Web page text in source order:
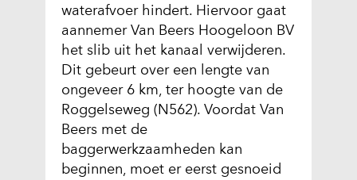
waterafvoer hindert. Hiervoor gaat
aannemer Van Beers Hoogeloon BV
het slib uit het kanaal verwijderen.
Dit gebeurt over een lengte van
ongeveer 6 km, ter hoogte van de
Roggelseweg (N562). Voordat Van
Beers met de
baggerwerkzaamheden kan
beginnen, moet er eerst gesnoeid